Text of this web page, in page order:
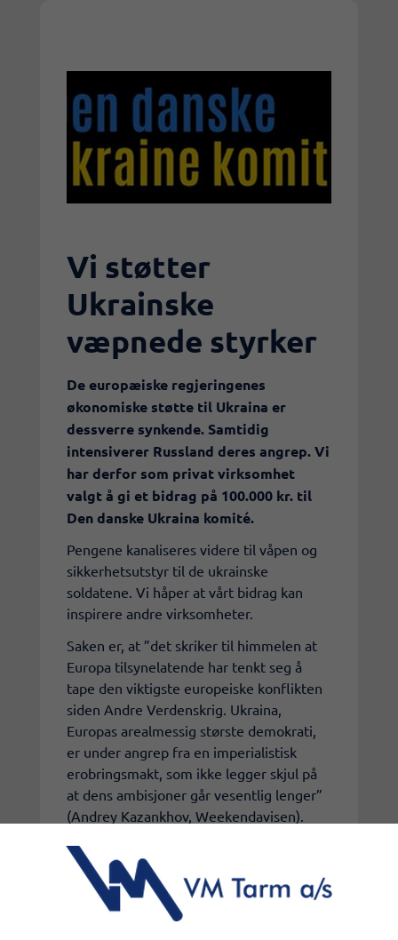
Vi støtter
Ukrainske
væpnede styrker
De europæiske regjeringenes
økonomiske støtte til Ukraina er
dessverre synkende. Samtidig
intensiverer Russland deres angrep. Vi
har derfor som privat virksomhet
valgt å gi et bidrag på 100.000 kr. til
Den danske Ukraina komité.
Pengene kanaliseres videre til våpen og
sikkerhetsutstyr til de ukrainske
soldatene. Vi håper at vårt bidrag kan
inspirere andre virksomheter.
Saken er, at ”det skriker til himmelen at
Europa tilsynelatende har tenkt seg å
tape den viktigste europeiske konflikten
siden Andre Verdenskrig. Ukraina,
Europas arealmessig største demokrati,
er under angrep fra en imperialistisk
erobringsmakt, som ikke legger skjul på
at dens ambisjoner går vesentlig lenger”
(Andrey Kazankhov, Weekendavisen).
www.dendanskeukrainekomite.dk